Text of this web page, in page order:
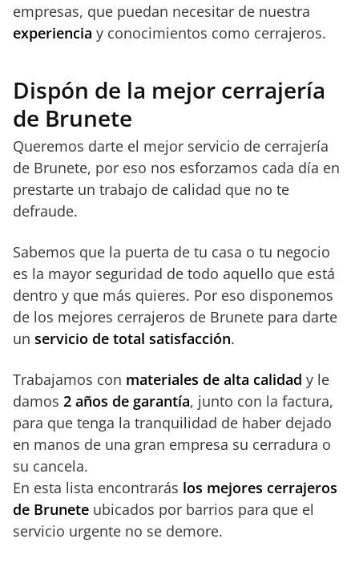
empresas, que puedan necesitar de nuestra
experiencia y conocimientos como cerrajeros.
Dispón de la mejor cerrajería
de Brunete
Queremos darte el mejor servicio de cerrajería
de Brunete, por eso nos esforzamos cada día en
prestarte un trabajo de calidad que no te
defraude.
Sabemos que la puerta de tu casa o tu negocio
es la mayor seguridad de todo aquello que está
dentro y que más quieres. Por eso disponemos
de los mejores cerrajeros de Brunete para darte
un servicio de total satisfacción.
Trabajamos con materiales de alta calidad y le
damos 2 años de garantía, junto con la factura,
para que tenga la tranquilidad de haber dejado
en manos de una gran empresa su cerradura o
su cancela.
En esta lista encontrarás los mejores cerrajeros
de Brunete ubicados por barrios para que el
servicio urgente no se demore.